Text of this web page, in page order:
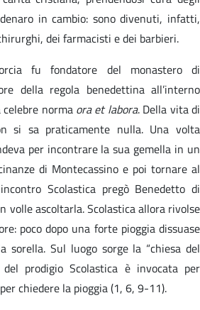
in cambio: sono divenuti, infatti,
dei farmacisti e dei barbieri.
fu fondatore del monastero di
della regola benedettina all’interno
norma ora et labora. Della vita di
si sa praticamente nulla. Una volta
per incontrare la sua gemella in un
di Montecassino e poi tornare al
Scolastica pregò Benedetto di
volle ascoltarla. Scolastica allora rivolse
poco dopo una forte pioggia dissuase
sorella. Sul luogo sorge la “chiesa del
prodigio Scolastica è invocata per
chiedere la pioggia (1, 6, 9-11).